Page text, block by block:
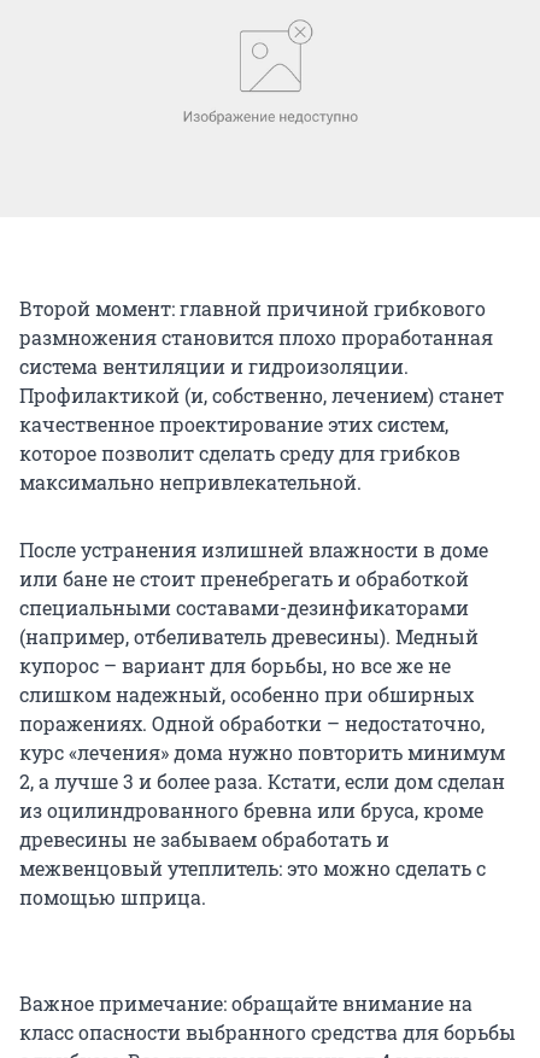
Второй момент: главной причиной грибкового
размножения становится плохо проработанная
система вентиляции и гидроизоляции.
Профилактикой (и, собственно, лечением) станет
качественное проектирование этих систем,
которое позволит сделать среду для грибков
максимально непривлекательной.
После устранения излишней влажности в доме
или бане не стоит пренебрегать и обработкой
специальными составами-дезинфикаторами
(например, отбеливатель древесины). Медный
купорос – вариант для борьбы, но все же не
слишком надежный, особенно при обширных
поражениях. Одной обработки – недостаточно,
курс «лечения» дома нужно повторить минимум
2, а лучше 3 и более раза. Кстати, если дом сделан
из оцилиндрованного бревна или бруса, кроме
древесины не забываем обработать и
межвенцовый утеплитель: это можно сделать с
помощью шприца.
Важное примечание: обращайте внимание на
класс опасности выбранного средства для борьбы